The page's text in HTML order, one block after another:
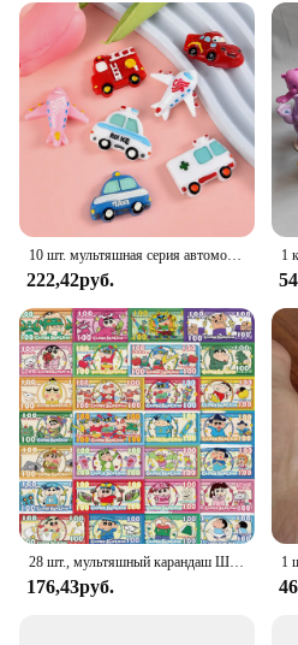
10 шт. мультяшная серия автомобиля, искусственная смола для шпильки для скрапбукинга, ювелирные изделия для рукоделия, декоративные аксессуары
222,42руб.
28 шт., мультяшный карандаш Шинчан, бумажные наклейки для денег, детские игрушки для автомобиля, телефона, скрапбукинга, ноутбука, декоративная наклейка в стиле аниме, граффити, подарок
176,43руб.